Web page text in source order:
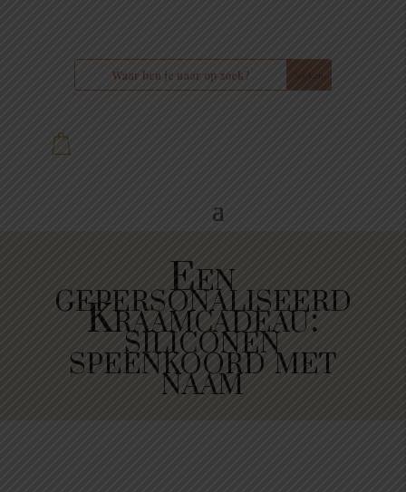
Een
gepersonaliseerd
Kraamcadeau:
siliconen
speenkoord met
naam